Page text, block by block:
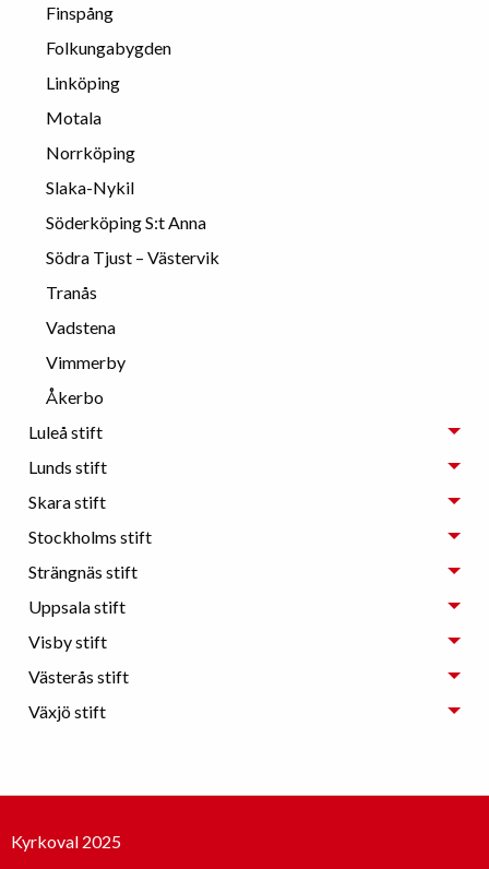
Finspång
Folkungabygden
Linköping
Motala
Norrköping
Slaka-Nykil
Söderköping S:t Anna
Södra Tjust – Västervik
Tranås
Vadstena
Vimmerby
Åkerbo
Luleå stift
Lunds stift
Skara stift
Stockholms stift
Strängnäs stift
Uppsala stift
Visby stift
Västerås stift
Växjö stift
Kyrkoval 2025